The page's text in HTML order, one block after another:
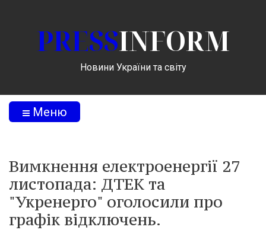
PRESSINFORM
Новини України та світу
Меню
Вимкнення електроенергії 27
листопада: ДТЕК та
"Укренерго" оголосили про
графік відключень.